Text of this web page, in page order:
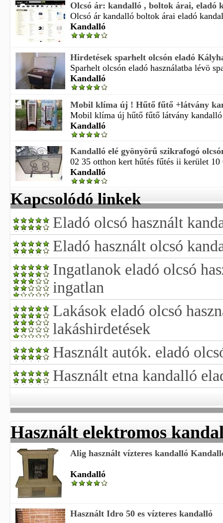
Olcsó ár: kandalló , boltok árai, eladó
Olcsó ár kandalló boltok árai eladó
Kandalló
Hirdetések sparhelt olcsón eladó
Sparhelt olcsón eladó használatba lévö
Kandalló
Mobil klíma új ! Hűtő fűtő +látvány
Mobil klíma új hűtő fűtő látvány
Kandalló
Kandalló elé gyönyörű szikrafogó
02 35 otthon kert hűtés fűtés ii kerület 10
Kandalló
Kapcsolódó linkek
Eladó olcsó használt
Eladó használt olcsó
Ingatlanok eladó olcsó
ingatlan
Lakások eladó olcsó
lakáshirdetések
Használt autók. eladó
Használt etna kandalló
Használt elektromos
Alig használt vízteres kandalló
Kandalló
Használt Idro 50 es vízteres kandalló